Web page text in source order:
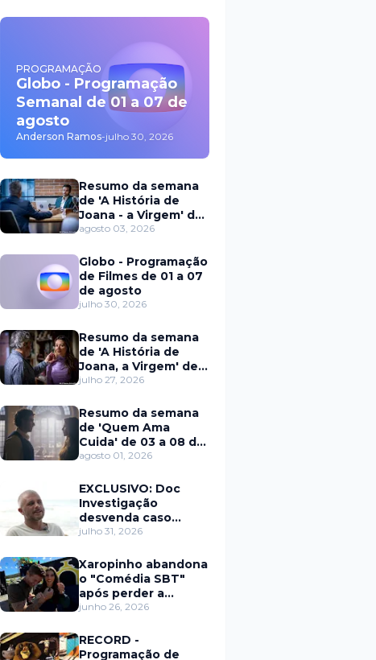
PROGRAMAÇÃO
Globo - Programação
Semanal de 01 a 07 de
agosto
Anderson Ramos-julho 30, 2026
Resumo da semana
de 'A História de
Joana - a Virgem' de
03 a 07 de agosto
agosto 03, 2026
Globo - Programação
de Filmes de 01 a 07
de agosto
julho 30, 2026
Resumo da semana
de 'A História de
Joana, a Virgem' de
27 a 31 de julho
julho 27, 2026
Resumo da semana
de 'Quem Ama
Cuida' de 03 a 08 de
agosto
agosto 01, 2026
EXCLUSIVO: Doc
Investigação
desvenda caso
Eduardo Martins e
trás de fraude
internacional
julho 31, 2026
Xaropinho abandona
o "Comédia SBT"
após perder a
paciência com Sarro
junho 26, 2026
RECORD -
Programação de